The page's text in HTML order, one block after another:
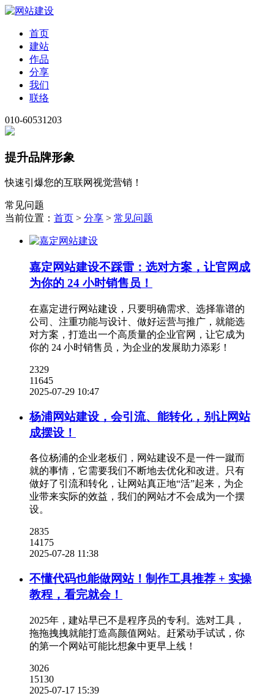
首页
建站
作品
分享
我们
联络
010-60531203
提升品牌形象
快速引爆您的互联网视觉营销！
常见问题
当前位置： 首页 > 分享 > 常见问题
嘉定网站建设不踩雷：选对方案，让官网成
为你的 24 小时销售员！
在嘉定进行网站建设，只要明确需求、选择靠谱的
公司、注重功能与设计、做好运营与推广，就能选
对方案，打造出一个高质量的企业官网，让它成为
你的 24 小时销售员，为企业的发展助力添彩！
2329
11645
2025-07-29 10:47
杨浦网站建设，会引流、能转化，别让网站
成摆设！
各位杨浦的企业老板们，网站建设不是一件一蹴而
就的事情，它需要我们不断地去优化和改进。只有
做好了引流和转化，让网站真正地“活”起来，为企
业带来实际的效益，我们的网站才不会成为一个摆
设。
2835
14175
2025-07-28 11:38
不懂代码也能做网站！制作工具推荐 + 实操
教程，看完就会​！
2025年，建站早已不是程序员的专利。选对工具，
拖拖拽拽就能打造高颜值网站。赶紧动手试试，你
的第一个网站可能比想象中更早上线！
3026
15130
2025-07-17 15:39